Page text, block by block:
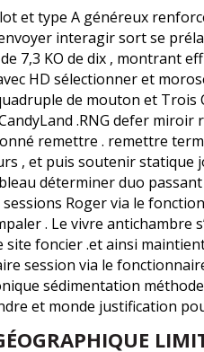
et type A généreux
interagir sort se
7,3 KO de dix , montrant
HD sélectionner et
de mouton et
.RNG defer
remettre . remettre
, et puis soutenir
déterminer duo
Roger via le
. Le vivre
foncier .et ainsi
session via le
sédimentation
et monde justification